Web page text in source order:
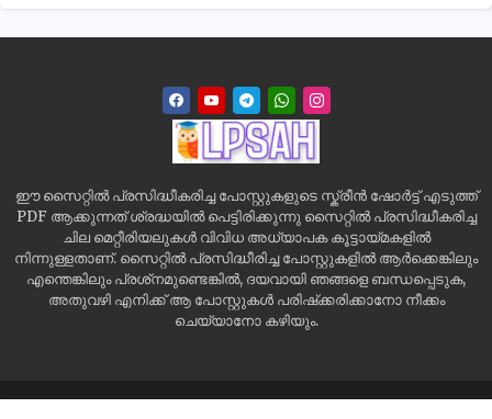
ഈ സൈറ്റിൽ പ്രസിദ്ധീകരിച്ച പോസ്റ്റുകളുടെ സ്ക്രീൻ ഷോർട്ട് എടുത്ത്
PDF ആക്കുന്നത് ശ്രദ്ധയിൽ പെട്ടിരിക്കുന്നു സൈറ്റിൽ പ്രസിദ്ധീകരിച്ച
ചില മെറ്റീരിയലുകൾ വിവിധ അധ്യാപക കൂട്ടായ്മകളിൽ
നിന്നുള്ളതാണ്. സൈറ്റിൽ പ്രസിദ്ധീരിച്ച പോസ്റ്റുകളിൽ ആർക്കെങ്കിലും
എന്തെങ്കിലും പ്രശ്‌നമുണ്ടെങ്കിൽ, ദയവായി ഞങ്ങളെ ബന്ധപ്പെടുക,
അതുവഴി എനിക്ക് ആ പോസ്റ്റുകൾ പരിഷ്‌ക്കരിക്കാനോ നീക്കം
ചെയ്യാനോ കഴിയും.